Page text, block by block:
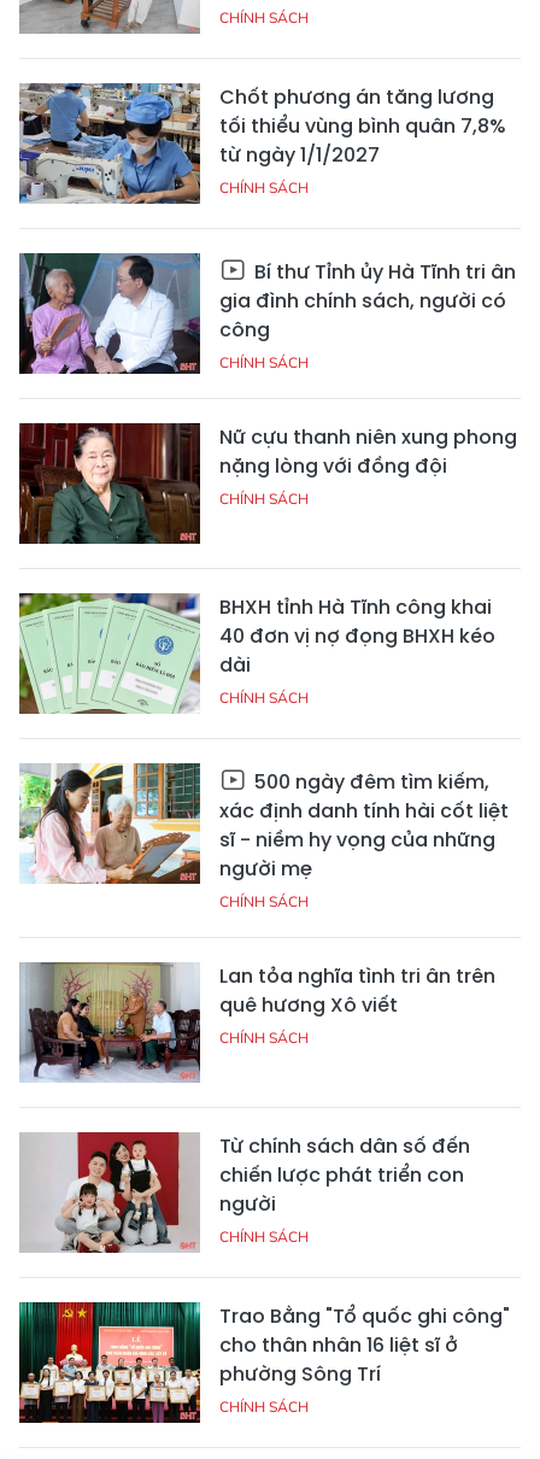
CHÍNH SÁCH
Chốt phương án tăng lương
tối thiểu vùng bình quân 7,8%
từ ngày 1/1/2027
CHÍNH SÁCH
Bí thư Tỉnh ủy Hà Tĩnh tri ân
gia đình chính sách, người có
công
CHÍNH SÁCH
Nữ cựu thanh niên xung phong
nặng lòng với đồng đội
CHÍNH SÁCH
BHXH tỉnh Hà Tĩnh công khai
40 đơn vị nợ đọng BHXH kéo
dài
CHÍNH SÁCH
500 ngày đêm tìm kiếm,
xác định danh tính hài cốt liệt
sĩ - niềm hy vọng của những
người mẹ
CHÍNH SÁCH
Lan tỏa nghĩa tình tri ân trên
quê hương Xô viết
CHÍNH SÁCH
Từ chính sách dân số đến
chiến lược phát triển con
người
CHÍNH SÁCH
Trao Bằng "Tổ quốc ghi công"
cho thân nhân 16 liệt sĩ ở
phường Sông Trí
CHÍNH SÁCH